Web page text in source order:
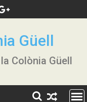
Güell
Colònia Güell